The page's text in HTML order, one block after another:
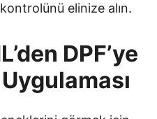
kontrolünü elinize alın.
DPF’ye